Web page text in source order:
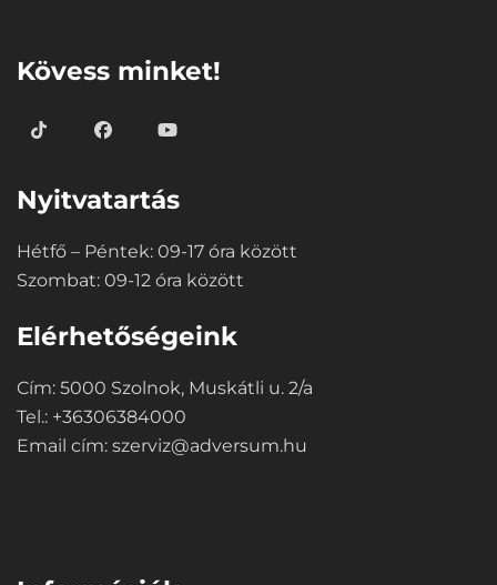
Kövess minket!
Nyitvatartás
Hétfő – Péntek: 09-17 óra között
Szombat: 09-12 óra között
Elérhetőségeink
Cím: 5000 Szolnok, Muskátli u. 2/a
Tel.: +36306384000
Email cím: szerviz@adversum.hu